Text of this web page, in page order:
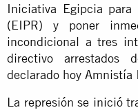
Iniciativa Egipcia para
(EIPR) y poner
incondicional a tres
directivo arrestados
declarado hoy Amnistía
La represión se inició